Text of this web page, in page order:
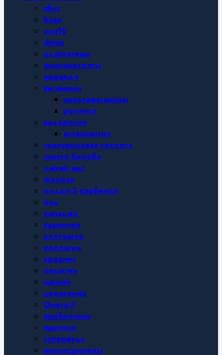
ahcc
bcaa
coq10
dmae
адаптогены
аминокислоты
аюрведа
витамины
мультивитамины
ретинол
водоросли
астаксантин
гиалуроновая кислота
гинкго билоба
дикий ямс
железо
индол-3-карбинол
йод
кальций
карнитин
клетчатка
коллаген
креатин
лецитин
магний
мелатонин
Омега-3
пробиотики
протеин
суперфудс
фитоэстрогены